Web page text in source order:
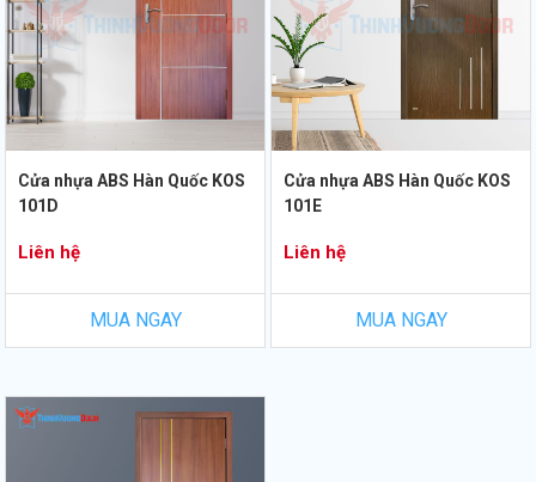
Cửa nhựa ABS Hàn Quốc KOS
101D
Liên hệ
MUA NGAY
Cửa nhựa ABS Hàn Quốc KOS
101E
Liên hệ
MUA NGAY